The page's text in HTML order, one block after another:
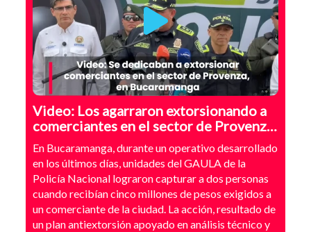
Video: Los agarraron extorsionando a
comerciantes en el sector de Provenza,
Bucaramanga
En Bucaramanga, durante un operativo desarrollado
en los últimos días, unidades del GAULA de la
Policía Nacional lograron capturar a dos personas
cuando recibían cinco millones de pesos exigidos a
un comerciante de la ciudad. La acción, resultado de
un plan antiextorsión apoyado en análisis técnico y